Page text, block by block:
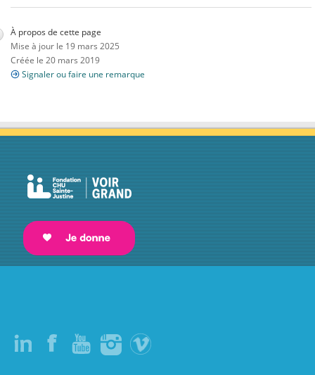
À propos de cette page
Mise à jour le 19 mars 2025
Créée le 20 mars 2019
Signaler ou faire une remarque